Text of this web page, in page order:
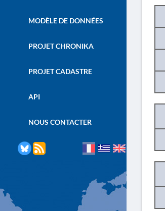
MODÈLE DE DONNÉES
PROJET CHRONIKA
PROJET CADASTRE
API
NOUS CONTACTER